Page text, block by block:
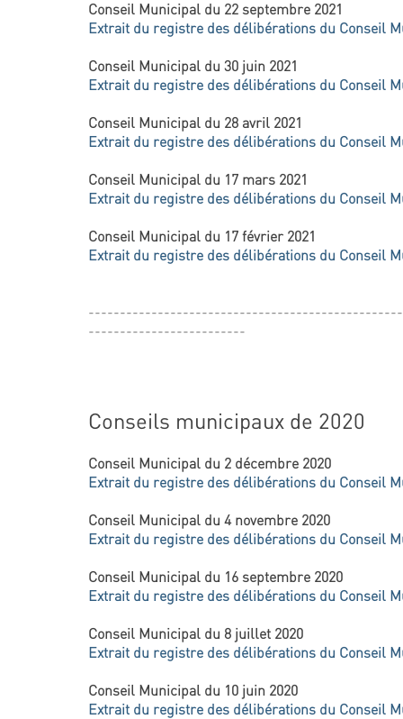
Conseil Municipal du 22 septembre 2021
Extrait du registre des délibérations du Conseil
Conseil Municipal du 30 juin 2021
Extrait du registre des délibérations du Conseil
Conseil Municipal du 28 avril 2021
Extrait du registre des délibérations du Conseil
Conseil Municipal du 17 mars 2021
Extrait du registre des délibérations du Conseil
Conseil Municipal du 17 février 2021
Extrait du registre des délibérations du Conseil
-------------------------
Conseils municipaux de 2020
Conseil Municipal du 2 décembre 2020
Extrait du registre des délibérations du Conseil
Conseil Municipal du 4 novembre 2020
Extrait du registre des délibérations du Conseil
Conseil Municipal du 16 septembre 2020
Extrait du registre des délibérations du Conseil
Conseil Municipal du 8 juillet 2020
Extrait du registre des délibérations du Conseil
Conseil Municipal du 10 juin 2020
Extrait du registre des délibérations du Conseil